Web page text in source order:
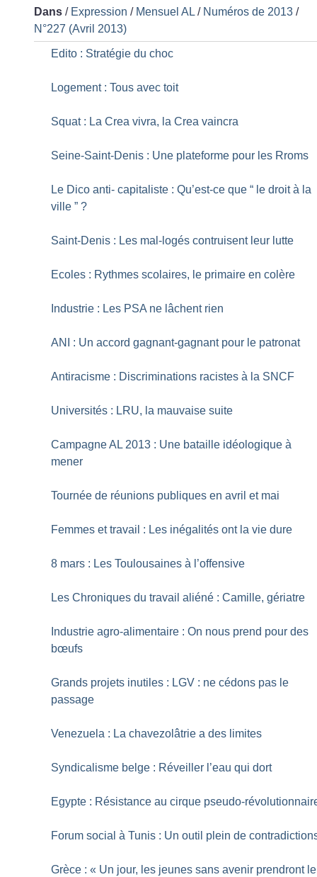
Dans / Expression / Mensuel AL / Numéros de 2013 /
N°227 (Avril 2013)
Edito : Stratégie du choc
Logement : Tous avec toit
Squat : La Crea vivra, la Crea vaincra
Seine-Saint-Denis : Une plateforme pour les Rroms
Le Dico anti- capitaliste : Qu’est-ce que “ le droit à la
ville ” ?
Saint-Denis : Les mal-logés contruisent leur lutte
Ecoles : Rythmes scolaires, le primaire en colère
Industrie : Les PSA ne lâchent rien
ANI : Un accord gagnant-gagnant pour le patronat
Antiracisme : Discriminations racistes à la SNCF
Universités : LRU, la mauvaise suite
Campagne AL 2013 : Une bataille idéologique à
mener
Tournée de réunions publiques en avril et mai
Femmes et travail : Les inégalités ont la vie dure
8 mars : Les Toulousaines à l’offensive
Les Chroniques du travail aliéné : Camille, gériatre
Industrie agro-alimentaire : On nous prend pour des
bœufs
Grands projets inutiles : LGV : ne cédons pas le
passage
Venezuela : La chavezolâtrie a des limites
Syndicalisme belge : Réveiller l’eau qui dort
Egypte : Résistance au cirque pseudo-
Forum social à Tunis : Un outil plein de
Grèce : « Un jour, les jeunes sans avenir prendront le